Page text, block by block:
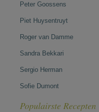
Peter Goossens
Piet Huysentruyt
Roger van Damme
Sandra Bekkari
Sergio Herman
Sofie Dumont
Populairste Recepten